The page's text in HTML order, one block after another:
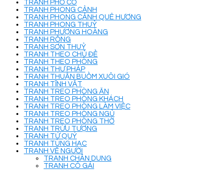
TRANH PHỐ CỔ
TRANH PHONG CẢNH
TRANH PHONG CẢNH QUÊ HƯƠNG
TRANH PHONG THUỶ
TRANH PHƯỢNG HOÀNG
TRANH RỒNG
TRANH SƠN THUỶ
TRANH THEO CHỦ ĐỀ
TRANH THEO PHÒNG
TRANH THƯ PHÁP
TRANH THUẬN BUỒM XUÔI GIÓ
TRANH TĨNH VẬT
TRANH TREO PHÒNG ĂN
TRANH TREO PHÒNG KHÁCH
TRANH TREO PHÒNG LÀM VIỆC
TRANH TREO PHÒNG NGỦ
TRANH TREO PHÒNG THỜ
TRANH TRỪU TƯỢNG
TRANH TỨ QUÝ
TRANH TÙNG HẠC
TRANH VẼ NGƯỜI
TRANH CHÂN DUNG
TRANH CÔ GÁI